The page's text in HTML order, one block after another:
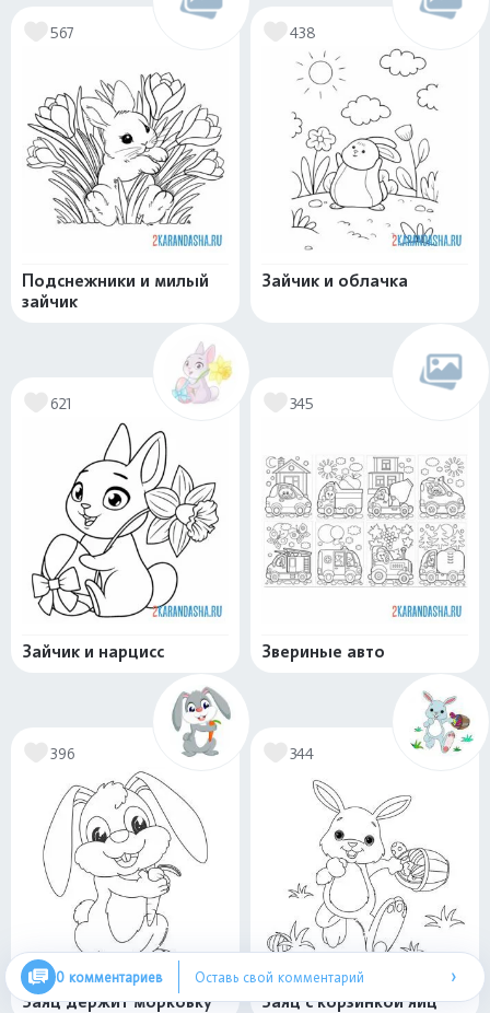
567
Подснежники и милый
зайчик
438
Зайчик и облачка
621
Зайчик и нарцисс
345
Звериные авто
396
Заяц держит морковку
344
Заяц с корзинкой яиц
0 комментариев Оставь свой комментарий ›